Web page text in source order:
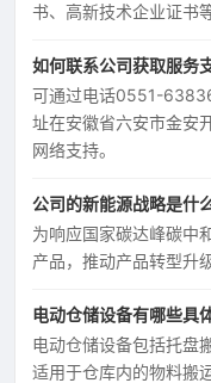
书、高新技术企业证书等
如何联系公司获取服务
可通过电话0551-
址在安徽省六安市金安
网络支持。
公司的新能源战略是什
为响应国家碳达峰碳中
产品，推动产品转型升
电动仓储设备有哪些具
电动仓储设备包括托盘
适用于仓库内的物料搬